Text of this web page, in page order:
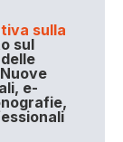
sulla
sul
e-